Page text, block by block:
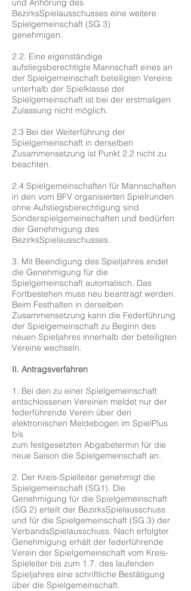
und Anhörung des
BezirksSpielausschusses eine weitere
Spielgemeinschaft (SG 3)
genehmigen.
2.2. Eine eigenständige
aufstiegsberechtigte Mannschaft eines an
der Spielgemeinschaft beteiligten Vereins
unterhalb der Spielklasse der
Spielgemeinschaft ist bei der erstmaligen
Zulassung nicht möglich.
2.3 Bei der Weiterführung der
Spielgemeinschaft in derselben
Zusammensetzung ist Punkt 2.2 nicht zu
beachten.
2.4 Spielgemeinschaften für Mannschaften
in den vom BFV organisierten Spielrunden
ohne Aufstiegsberechtigung sind
Sonderspielgemeinschaften und bedürfen
der Genehmigung des
BezirksSpielausschusses.
3. Mit Beendigung des Spieljahres endet
die Genehmigung für die
Spielgemeinschaft automatisch. Das
Fortbestehen muss neu beantragt werden.
Beim Festhalten in derselben
Zusammensetzung kann die Federführung
der Spielgemeinschaft zu Beginn des
neuen Spieljahres innerhalb der beteiligten
Vereine wechseln.
II. Antragsverfahren
1. Bei den zu einer Spielgemeinschaft
entschlossenen Vereinen meldet nur der
federführende Verein über den
elektronischen Meldebogen im SpielPlus
bis
zum festgesetzten Abgabetermin für die
neue Saison die Spielgemeinschaft an.
2. Der Kreis-Spielleiter genehmigt die
Spielgemeinschaft (SG1). Die
Genehmigung für die Spielgemeinschaft
(SG 2) erteilt der BezirksSpielausschuss
und für die Spielgemeinschaft (SG 3) der
VerbandsSpielausschuss. Nach erfolgter
Genehmigung erhält der federführende
Verein der Spielgemeinschaft vom Kreis-
Spieleiter bis zum 1.7. des laufenden
Spieljahres eine schriftliche Bestätigung
über die Spielgemeinschaft.